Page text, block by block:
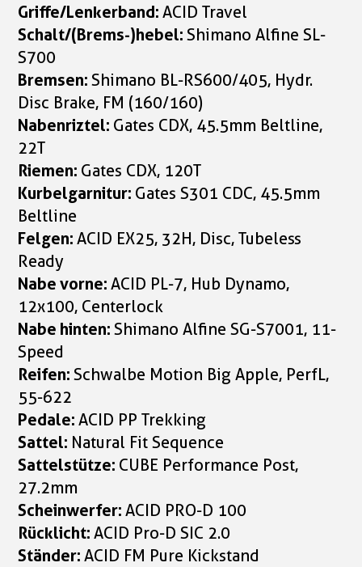
Griffe/Lenkerband:ACID Travel
Schalt/(Brems-)hebel:Shimano Alfine SL-
S700
Bremsen:Shimano BL-RS600/405, Hydr.
Disc Brake, FM (160/160)
Nabenriztel: Gates CDX, 45.5mm Beltline,
22T
Riemen: Gates CDX, 120T
Kurbelgarnitur: Gates S301 CDC, 45.5mm
Beltline
Felgen:ACID EX25, 32H, Disc, Tubeless
Ready
Nabe vorne:ACID PL-7, Hub Dynamo,
12x100, Centerlock
Nabe hinten:Shimano Alfine SG-S7001, 11-
Speed
Reifen:Schwalbe Motion Big Apple, PerfL,
55-622
Pedale:ACID PP Trekking
Sattel: Natural Fit Sequence
Sattelstütze: CUBE Performance Post,
27.2mm
Scheinwerfer:ACID PRO-D 100
Rücklicht:ACID Pro-D SIC 2.0
Ständer:ACID FM Pure Kickstand